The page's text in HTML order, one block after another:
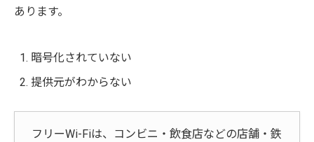
あります。
暗号化されていない
提供元がわからない
フリーWi-Fiは、コンビニ・飲食店などの店舗・鉄